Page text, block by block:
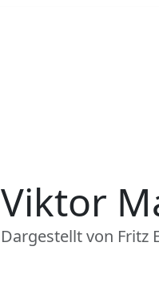
Viktor
Dargestellt von Fritz